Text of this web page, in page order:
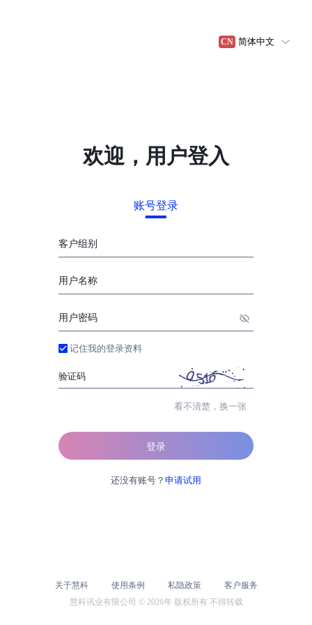
CN 简体中文
欢迎，用户登入
账号登录
客户组别
用户名称
用户密码
记住我的登录资料
验证码
看不清楚，换一张
还没有账号？ 申请试用
关于慧科 使用条例 私隐政策
客户服务
慧科讯业有限公司 © 2026年 版权所有 不得转载